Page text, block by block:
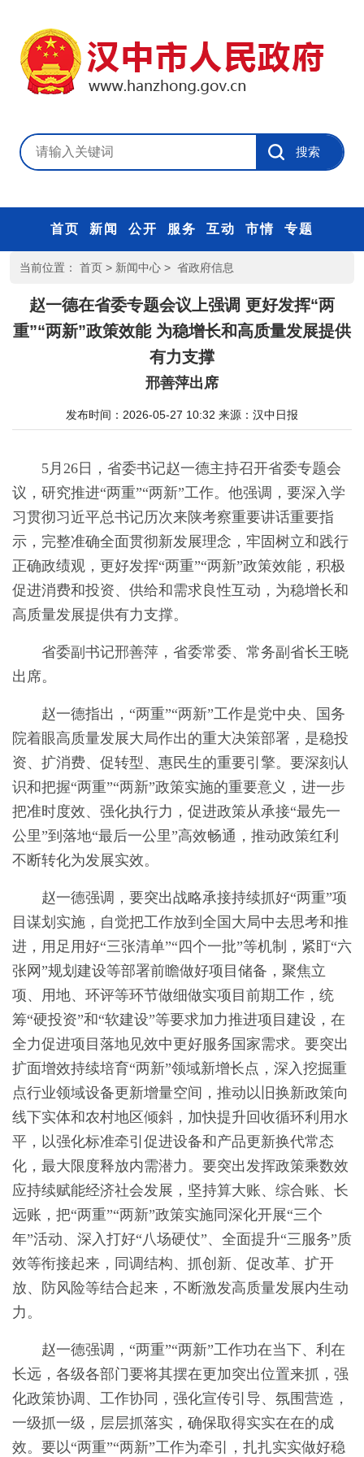
首页 新闻 公开 服务 互动 市情 专题
当前位置： 首页 > 新闻中心 > 省政府信息
赵一德在省委专题会议上强调 更好发挥“两
重”“两新”政策效能 为稳增长和高质量发展提供
有力支撑
邢善萍出席
发布时间：2026-05-27 10:32 来源： 汉中日报
5月26日，省委书记赵一德主持召开省委专题会
议，研究推进“两重”“两新”工作。他强调，要深入学
习贯彻习近平总书记历次来陕考察重要讲话重要指
示，完整准确全面贯彻新发展理念，牢固树立和践行
正确政绩观，更好发挥“两重”“两新”政策效能，积极
促进消费和投资、供给和需求良性互动，为稳增长和
高质量发展提供有力支撑。
省委副书记邢善萍，省委常委、常务副省长王晓
出席。
赵一德指出，“两重”“两新”工作是党中央、国务
院着眼高质量发展大局作出的重大决策部署，是稳投
资、扩消费、促转型、惠民生的重要引擎。要深刻认
识和把握“两重”“两新”政策实施的重要意义，进一步
把准时度效、强化执行力，促进政策从承接“最先一
公里”到落地“最后一公里”高效畅通，推动政策红利
不断转化为发展实效。
赵一德强调，要突出战略承接持续抓好“两重”项
目谋划实施，自觉把工作放到全国大局中去思考和推
进，用足用好“三张清单”“四个一批”等机制，紧盯“六
张网”规划建设等部署前瞻做好项目储备，聚焦立
项、用地、环评等环节做细做实项目前期工作，统
筹“硬投资”和“软建设”等要求加力推进项目建设，在
全力促进项目落地见效中更好服务国家需求。要突出
扩面增效持续培育“两新”领域新增长点，深入挖掘重
点行业领域设备更新增量空间，推动以旧换新政策向
线下实体和农村地区倾斜，加快提升回收循环利用水
平，以强化标准牵引促进设备和产品更新换代常态
化，最大限度释放内需潜力。要突出发挥政策乘数效
应持续赋能经济社会发展，坚持算大账、综合账、长
远账，把“两重”“两新”政策实施同深化开展“三个
年”活动、深入打好“八场硬仗”、全面提升“三服务”质
效等衔接起来，同调结构、抓创新、促改革、扩开
放、防风险等结合起来，不断激发高质量发展内生动
力。
赵一德强调，“两重”“两新”工作功在当下、利在
长远，各级各部门要将其摆在更加突出位置来抓，强
化政策协调、工作协同，强化宣传引导、氛围营造，
一级抓一级，层层抓落实，确保取得实实在在的成
效。要以“两重”“两新”工作为牵引，扎扎实实做好稳